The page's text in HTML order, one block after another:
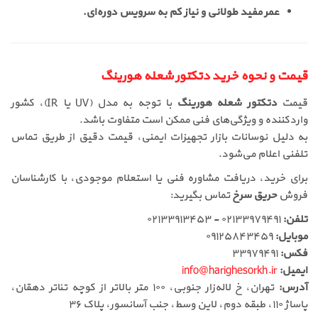
عمر مفید طولانی و نیاز کم به سرویس دوره‌ای.
قیمت و نحوه خرید دتکتور شعله هورینگ
قیمتدتکتور شعله هورینگ
با توجه به مدل (UV یا IR)، کشور
واردکننده و ویژگی‌های فنی ممکن است متفاوت باشد.
به دلیل نوسانات بازار تجهیزات ایمنی، قیمت دقیق از طریق تماس
تلفنی اعلام می‌شود.
برای خرید، دریافت مشاوره فنی یا استعلام موجودی، با کارشناسان
فروشحریق سرختماس بگیرید:
تلفن:۰۲۱۳۳۹۷۹۴۹۱ - ۰۲۱۳۳۹۱۳۴۵۳
موبایل:۰۹۱۲۵۸۴۳۴۵۹
فکس:۳۳۹۷۹۴۹۱
ایمیل: info@harighesorkh.ir
آدرس:
تهران، خ لاله‌زار جنوبی، ۱۰۰ متر بالاتر از کوچه تئاتر دهقان،
پاساژ ۱۱۰، طبقه دوم، لاین وسط، جنب آسانسور، پلاک ۳۶